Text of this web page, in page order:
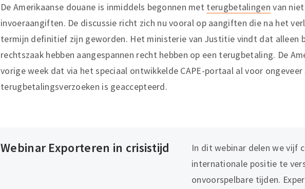
De Amerikaanse douane is inmiddels begonnen met terugbetalingen van
invoeraangiften. De discussie richt zich nu vooral op aangiften die na het
termijn definitief zijn geworden. Het ministerie van Justitie vindt dat alleen
rechtszaak hebben aangespannen recht hebben op een terugbetaling. De
vorige week dat via het speciaal ontwikkelde CAPE-portaal al voor
terugbetalingsverzoeken is geaccepteerd.
Webinar Exporteren in crisistijd
In dit webinar delen we vijf
internationale positie te
onvoorspelbare tijden.